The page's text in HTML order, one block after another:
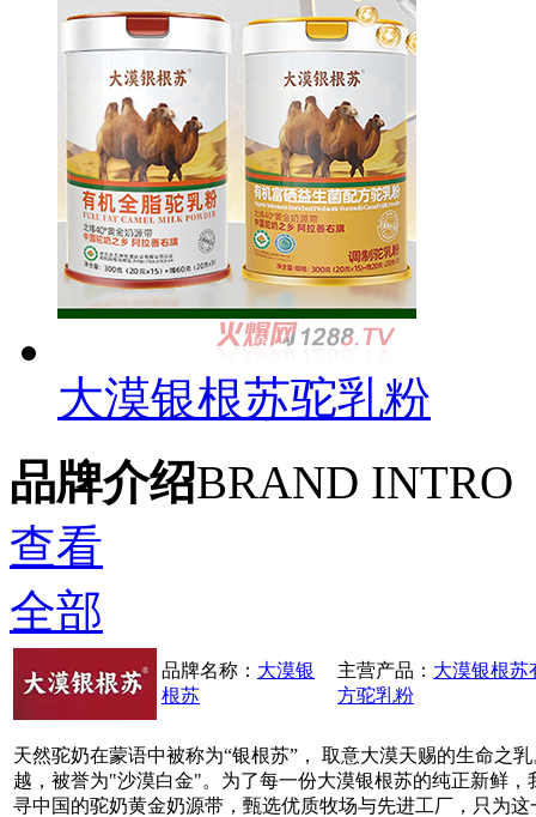
大漠银根苏驼乳粉
品牌介绍BRAND INTRO
查看
全部
品牌名称： 大漠银
根苏
主营产品： 大漠银根苏
方驼乳粉
天然驼奶在蒙语中被称为“银根苏”， 取意大漠天赐的生命之
越，被誉为"沙漠白金"。为了每一份大漠银根苏的纯正新鲜
寻中国的驼奶黄金奶源带，甄选优质牧场与先进工厂，只为